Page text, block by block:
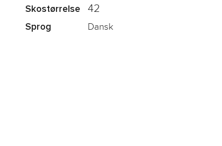
Skostørrelse 42
Sprog Dansk